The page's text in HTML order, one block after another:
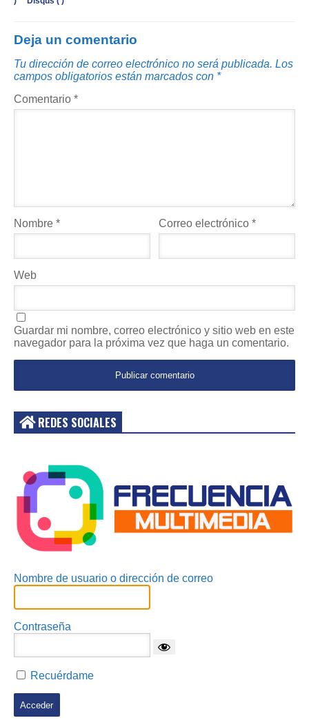
Deja un comentario
Tu dirección de correo electrónico no será publicada. Los
campos obligatorios están marcados con *
Comentario *
Nombre * Correo electrónico*
Web
Guardar mi nombre, correo electrónico y sitio web en este
navegador para la próxima vez que haga un comentario.
REDES SOCIALES
Nombre de usuario o dirección de correo
Contraseña
Recuérdame